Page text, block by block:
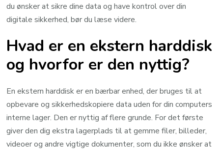
du ønsker at sikre dine data og have kontrol over din
digitale sikkerhed, bør du læse videre.
Hvad er en ekstern harddisk
og hvorfor er den nyttig?
En ekstern harddisk er en bærbar enhed, der bruges til at
opbevare og sikkerhedskopiere data uden for din computers
interne lager. Den er nyttig af flere grunde. For det første
giver den dig ekstra lagerplads til at gemme filer, billeder,
videoer og andre vigtige dokumenter, som du ikke ønsker at